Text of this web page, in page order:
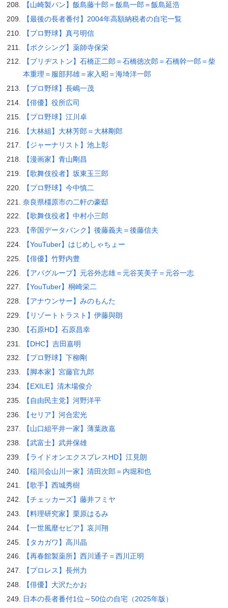
【山崎製パン】飯島藤十郎＝飯島一郎＝飯島延浩
【最後の長者番付】2004年高額納税者の自宅一覧
【プロ野球】真弓明信
【ボクシング】薬師寺保栄
【ブリヂストン】石橋正二郎＝石橋徳次郎＝石橋幹一郎＝柴
本重理＝服部邦雄＝家入昭＝海埼洋一郎
【プロ野球】長嶋一茂
【俳優】役所広司
【プロ野球】江川卓
【大林組】大林芳郎＝大林剛郎
【ジャーナリスト】池上彰
【漫画家】青山剛昌
【歌舞伎役者】坂東玉三郎
【プロ野球】今中慎二
奈良県橿原市の二軒の豪邸
【歌舞伎役者】中村小三郎
【帝国データバンク】後藤義夫＝後藤信夫
【YouTuber】はじめしゃちょー
【俳優】竹野内豊
【アパグループ】元谷外志雄＝元谷芙美子＝元谷一志
【YouTuber】桐崎栄二
【アナウンサー】みのもんた
【リゾートトラスト】伊藤與朗
【石原HD】石原昌幸
【DHC】吉田嘉明
【プロ野球】下柳剛
【脚本家】宮藤官九郎
【EXILE】清木場俊介
【自由民主党】河野洋平
【セリア】河合宏光
【山口組平井一家】薄葉政嘉
【武富士】武井保雄
【ライドオンエクスプレスHD】江見朗
【稲川会山川一家】清田次郎＝内堀和也
【歌手】西城秀樹
【チェッカーズ】藤井フミヤ
【料理研究家】栗原はるみ
【一世風靡セピア】哀川翔
【タカガワ】高川晶
【再春館製薬所】西川通子＝西川正明
【プロレス】長州力
【俳優】大沢たかお
日本の長者番付1位～50位の自宅（2025年版）